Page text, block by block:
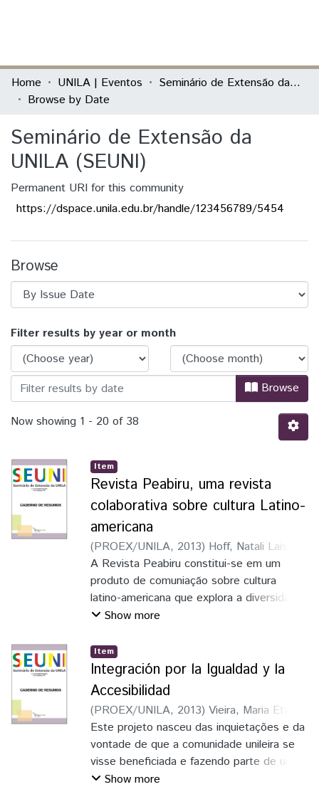
Communities & Collections
All of DSpace
Home UNILA | Eventos
Seminário de Extensão da UNILA (SEUNI)
Browse by Date
Seminário de Extensão da
UNILA (SEUNI)
Permanent URI for this community
https://dspace.unila.edu.br/handle/123456789/5454
Browse
Browsing Seminário de Extensão da
Filter results by year or month
Browse
Now showing 1 - 20 of 38
Item
Revista Peabiru, uma revista
colaborativa sobre cultura Latino-
americana
(PROEX/UNILA, 2013) Hoff, Natali Laise
Zamboni; Maier, Rafael;Silva, Gilmar
Almeida ;Xavier, Renan;Cota, Débora
Dacas, Michele
A Revista Peabiru constitui-se em um
produto de comuniação sobre cultura
latino-americana que explora a diversidade
oferecida pelo ambiente multicultural da
Americana, Unila, assim como da Região
Trinacional
Show more
Item
Integración por la Igualdad y la
Accesibilidad
(PROEX/UNILA, 2013) Vieira, Maria Eta
Sierra Suarez, Sergio Alejandro
Este projeto nasceu das inquietações e da
vontade de que a comunidade unileira se
visse beneficiada e fazendo parte de uma
integrçaão que inclua também pessoas
Show more